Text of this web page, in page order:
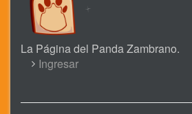
La Página del Panda Zambrano.
USER
MENU
Ingresar